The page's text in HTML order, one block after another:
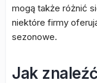
mogą także różnić
niektóre firmy
sezonowe.
Jak